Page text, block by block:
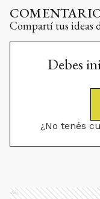
Compartí tus ideas
Debes
¿No tenés
Ads